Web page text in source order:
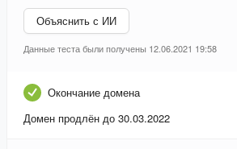
Объяснить с ИИ
Данные теста были получены 12.06.2021 19:58
Окончание домена
Домен продлён до 30.03.2022